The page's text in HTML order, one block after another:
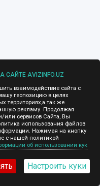
AVIZINFO.UZ
взаимодействие сайта с
геопозицию в целях
территориях,а так же
рекламу. Продолжая
или сервисов Сайта, Вы
использования файлов
Нажимая на кнопку
с нашей политикой
об использовании кук
Настроить куки